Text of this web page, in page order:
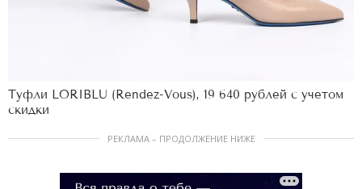
Туфли LORIBLU (Rendez-Vous), 19 640 рублей с учетом
скидки
РЕКЛАМА – ПРОДОЛЖЕНИЕ НИЖЕ